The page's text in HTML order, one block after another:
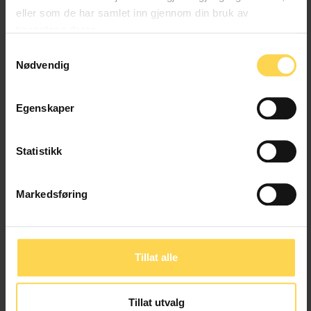
eller som de har samlet inn gjennom din bruk av
Nødvendig
Egenskaper
Statistikk
Markedsføring
Tillat alle
Tillat utvalg
Likestillings- og diskrimineringsloven – ldl
Familie-, person- og barnerett IKT- og medierett
Folkeregisterloven